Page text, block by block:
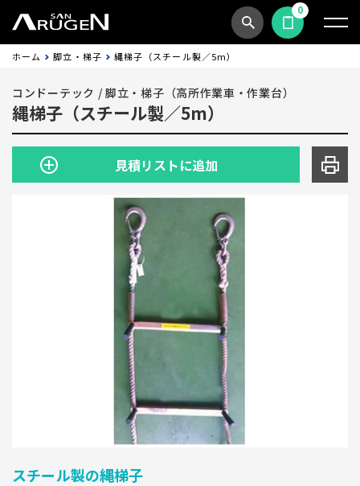
商品検索見積依頼する
0
ホーム 脚立・梯子 縄梯子（スチール製／5m）
コンドーテック /脚立・梯子（高所作業車・作業台）
縄梯子（スチール製／5m）
見積リストに追加
スチール製の縄梯子